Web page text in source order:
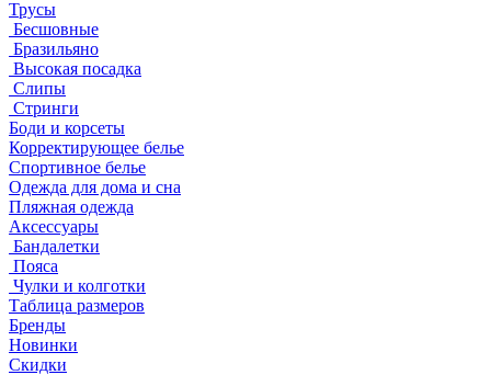
Трусы
Бесшовные
Бразильяно
Высокая посадка
Слипы
Стринги
Боди и корсеты
Корректирующее белье
Спортивное белье
Одежда для дома и сна
Пляжная одежда
Аксессуары
Бандалетки
Пояса
Чулки и колготки
Таблица размеров
Бренды
Новинки
Скидки